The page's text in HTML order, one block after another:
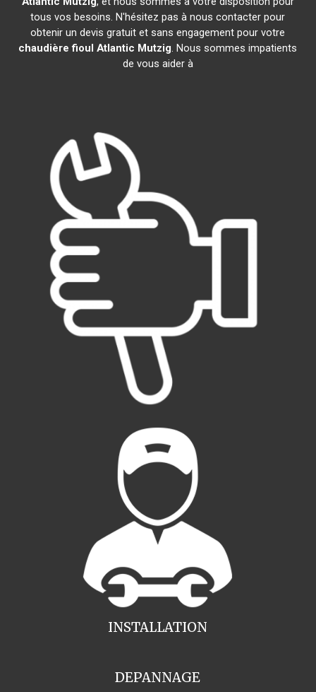
tous vos besoins. N'hésitez pas à nous contacter pour
obtenir un devis gratuit et sans engagement pour votre
chaudière fioul Atlantic Mutzig. Nous sommes impatients
de vous aider à
INSTALLATION
DEPANNAGE